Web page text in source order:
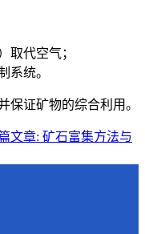
取代空气；
系统。
保证矿物的综合利用。
文章: 矿石富集方法与